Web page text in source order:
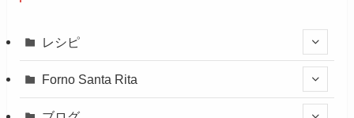
レシピ
Forno Santa Rita